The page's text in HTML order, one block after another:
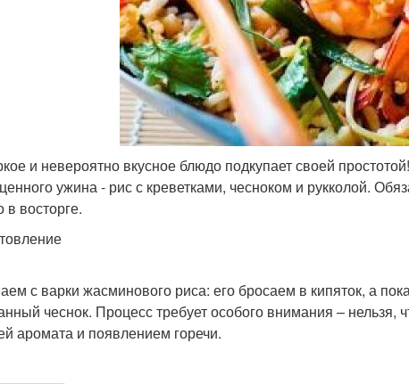
и невероятно вкусное блюдо подкупает своей
ужина - рис с креветками, чесноком и рукколой.
в восторге.
с варки жасминового риса: его бросаем в кипяток, а
чеснок. Процесс требует особого внимания –
аромата и появлением горечи.